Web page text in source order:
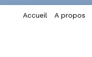
Accueil A propos